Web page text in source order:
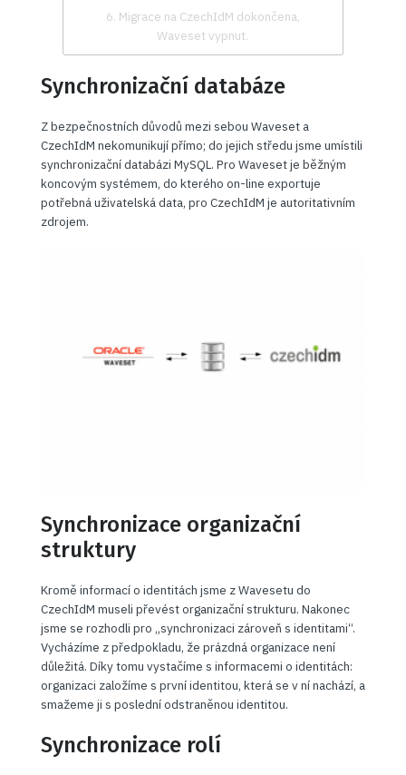
6. Migrace na CzechIdM dokončena,
Waveset vypnut.
Synchronizační databáze
Z bezpečnostních důvodů mezi sebou Waveset a
CzechIdM nekomunikují přímo; do jejich středu jsme umístili
synchronizační databázi MySQL. Pro Waveset je běžným
koncovým systémem, do kterého on-line exportuje
potřebná uživatelská data, pro CzechIdM je autoritativním
zdrojem.
Synchronizace organizační
struktury
Kromě informací o identitách jsme z Wavesetu do
CzechIdM museli převést organizační strukturu. Nakonec
jsme se rozhodli pro „synchronizaci zároveň s identitami“.
Vycházíme z předpokladu, že prázdná organizace není
důležitá. Díky tomu vystačíme s informacemi o identitách:
organizaci založíme s první identitou, která se v ní nachází, a
smažeme ji s poslední odstraněnou identitou.
Synchronizace rolí